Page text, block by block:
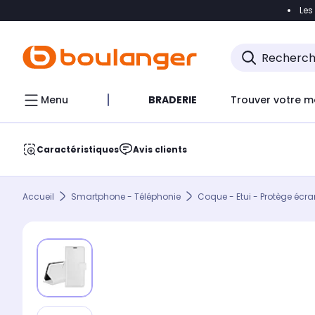
Accéder
Menu BRADERIE Trouver votre
Caractéristiques Avis clients
Accueil Smartphone - Téléphonie Coque - Etui - Protège